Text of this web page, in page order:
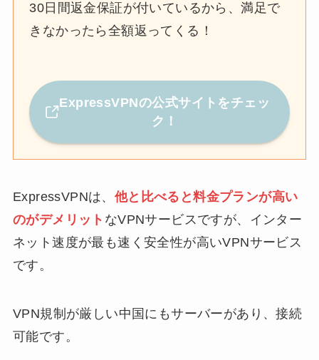
30日間返金保証が付いているから、満足で
きなかったら全額返ってくる！
ExpressVPNの公式サイトをチェッ
ク！
ExpressVPNは、 他と比べると料金プランが高い
のがデメリット なVPNサービスですが、インター
ネット速度が最も速く安全性が高いVPNサービス
です。
VPN規制が厳しい中国にもサーバーがあり、接続
可能です。